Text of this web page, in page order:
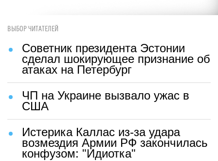
ВЫБОР ЧИТАТЕЛЕЙ
Советник президента Эстонии
сделал шокирующее признание об
атаках на Петербург
ЧП на Украине вызвало ужас в
США
Истерика Каллас из-за удара
возмездия Армии РФ закончилась
конфузом: "Идиотка"